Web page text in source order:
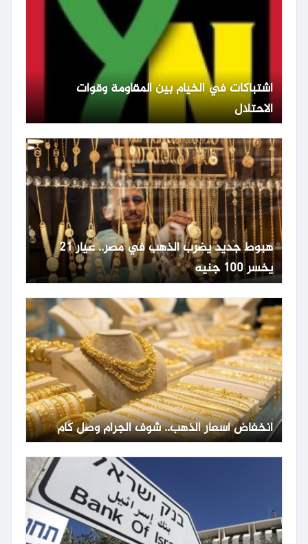
اشتباكات في الخيام بين المقاومة وقوات
الاحتلال
هبوط جديد يضرب الذهب في مصر.. عيار 21
يخسر 100 جنيه
انخفاض أسعار الذهب.. شوف الجرام وصل كام